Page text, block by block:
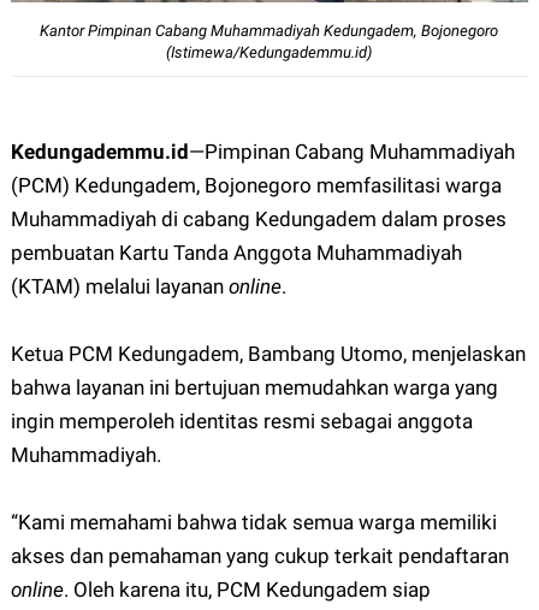
Kantor Pimpinan Cabang Muhammadiyah Kedungadem, Bojonegoro
(Istimewa/Kedungademmu.id)
Kedungademmu.id—Pimpinan Cabang Muhammadiyah
(PCM) Kedungadem, Bojonegoro memfasilitasi warga
Muhammadiyah di cabang Kedungadem dalam proses
pembuatan Kartu Tanda Anggota Muhammadiyah
(KTAM) melalui layanan online.
Ketua PCM Kedungadem, Bambang Utomo, menjelaskan
bahwa layanan ini bertujuan memudahkan warga yang
ingin memperoleh identitas resmi sebagai anggota
Muhammadiyah.
“Kami memahami bahwa tidak semua warga memiliki
akses dan pemahaman yang cukup terkait pendaftaran
online. Oleh karena itu, PCM Kedungadem siap